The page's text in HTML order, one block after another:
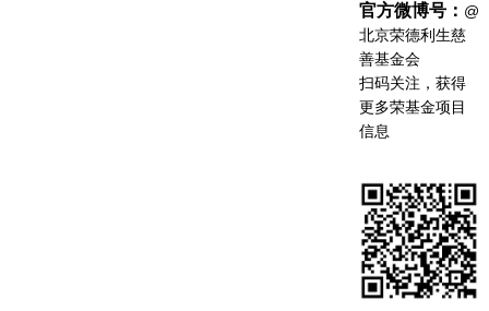
官方微博号： @
北京荣德利生慈
善基金会
扫码关注，获得
更多荣基金项目
信息